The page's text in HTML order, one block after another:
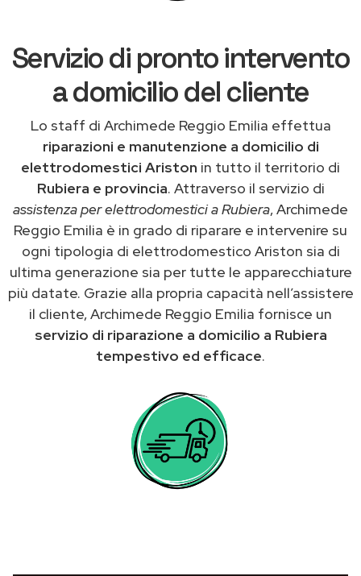
Servizio di pronto intervento
a domicilio del cliente
Lo staff di Archimede Reggio Emilia effettua
riparazioni e manutenzione a domicilio di
elettrodomestici Ariston in tutto il territorio di
Rubiera e provincia. Attraverso il servizio di
assistenza per elettrodomestici a Rubiera, Archimede
Reggio Emilia è in grado di riparare e intervenire su
ogni tipologia di elettrodomestico Ariston sia di
ultima generazione sia per tutte le apparecchiature
più datate. Grazie alla propria capacità nell’assistere
il cliente, Archimede Reggio Emilia fornisce un
servizio di riparazione a domicilio a Rubiera
tempestivo ed efficace.